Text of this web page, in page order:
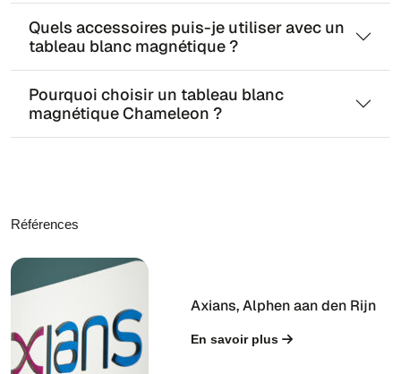
Quels accessoires puis-je utiliser avec un
tableau blanc magnétique ?
Pourquoi choisir un tableau blanc
magnétique Chameleon ?
Références
Axians, Alphen aan den Rijn
En savoir plus